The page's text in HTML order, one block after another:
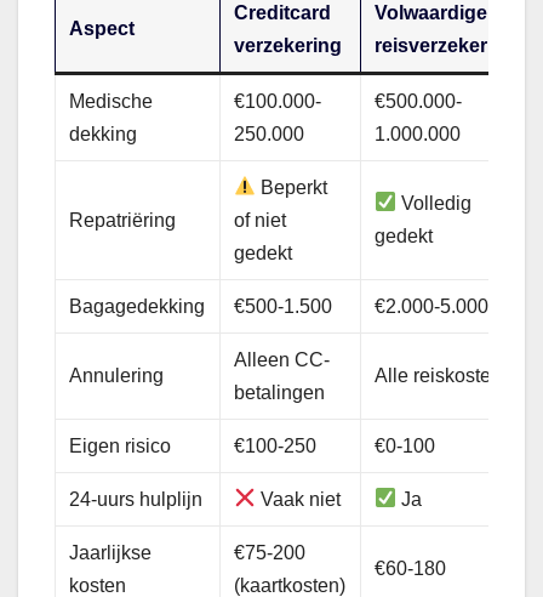
Aspect
Creditcard
verzekering
Volwaardige
reisverzekering
Medische
dekking
€100.000-
250.000
€500.000-
1.000.000
Repatriëring
Beperkt
of niet
gedekt
Volledig
gedekt
Bagagedekking €500-1.500 €2.000-5.000
Annulering
Alleen CC-
betalingen
Alle reiskosten
Eigen risico €100-250 €0-100
24-uurs hulplijn Vaak niet Ja
Jaarlijkse
kosten
€75-200
(kaartkosten)
€60-180